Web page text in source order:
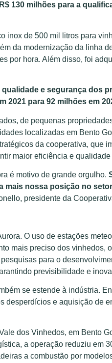
130 milhões para a
inox de 500 mil litros para
da modernização da linha
por hora. Além disso, foi
qualidade e segurança dos
2021 para 92 milhões em
de pequenas
localizadas em Bento
da cooperativa, que
maior eficiência e
é motivo de grande orgulho.
mais nossa posição no
presidente da
O uso de estações
mais preciso dos vinhedos,
para o
previsibilidade e
se estende à indústria.
desperdícios e aquisição de
dos Vinhedos, em Bento
a operação reduziu em
a combustão por